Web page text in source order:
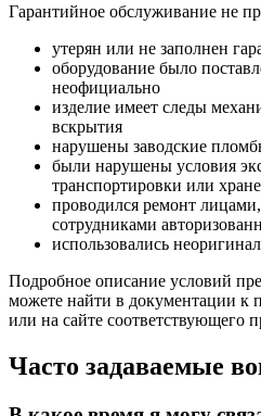
Гарантийное обслуживание не
утерян или не заполнен
оборудование было
неофициально
изделие имеет следы
вскрытия
нарушены заводские
были нарушены условия
транспортировки или
проводился ремонт
сотрудниками
использовались
Подробное описание условий
можете найти в документации к
или на сайте соответствующего
Часто задаваемые